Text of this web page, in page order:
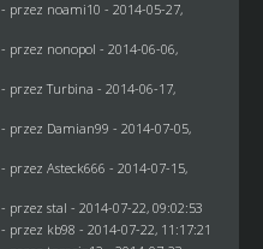
- przez noami10 - 2014-05-27,
- przez nonopol - 2014-06-06,
- przez Turbina - 2014-06-17,
- przez Damian99 - 2014-07-05,
- przez Asteck666 - 2014-07-15,
- przez stal - 2014-07-22, 09:02:53
- przez kb98 - 2014-07-22, 11:17:21